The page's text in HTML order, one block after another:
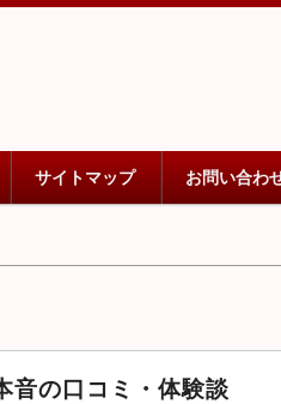
アンチエイジン
曲がり角。魅力的な女性でいつ
気の自分ケアの方法をご紹介し
サイトマップ お問い合わ
の口コミ・体験談